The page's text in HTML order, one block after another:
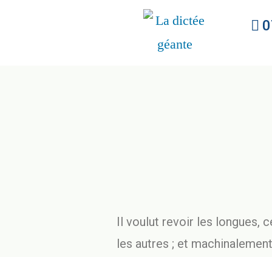
Il voulut revoir les longues,
les autres ; et